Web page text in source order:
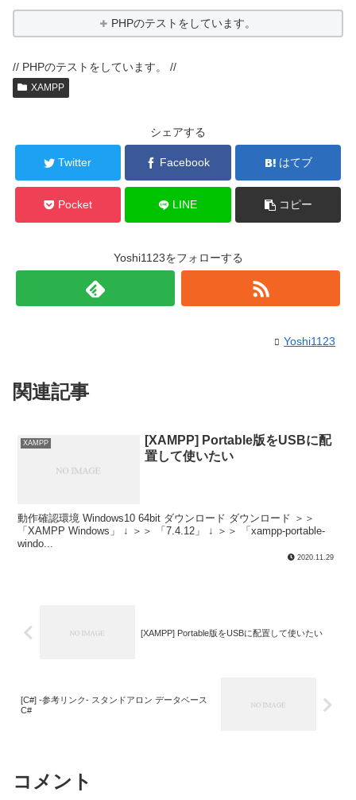
PHPのテストをしています。
// PHPのテストをしています。 //
XAMPP
シェアする
Twitter Facebook はてブ
Pocket LINE コピー
Yoshi1123をフォローする
Yoshi1123
関連記事
XAMPP
[XAMPP] Portable版をUSBに配
置して使いたい
動作確認環境 Windows10 64bit ダウンロード ダウンロード ＞＞
「XAMPP Windows」 ↓ ＞＞ 「7.4.12」 ↓ ＞＞ 「xampp-portable-
windo...
2020.11.29
[XAMPP] Portable版をUSBに配置して使いたい
[C#] -参考リンク- スタンドアロン データベース
C#
コメント